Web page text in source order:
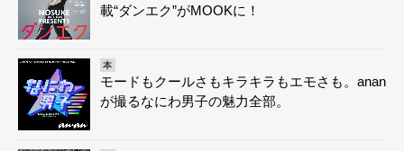
載“ダンエク”がMOOKに！
本
モードもクールさもキラキラもエモさも。anan
が撮るなにわ男子の魅力全部。